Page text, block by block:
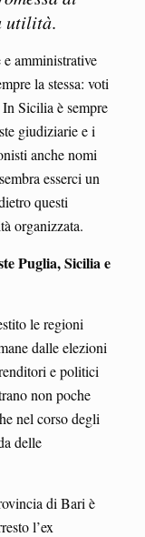
utilità.
amministrative
la stessa: voti
Sicilia è sempre
giudiziarie e i
anche nomi
esserci un
questi
organizzata.
Puglia, Sicilia e
le regioni
dalle elezioni
e politici
non poche
nel corso degli
delle
di Bari è
l’ex